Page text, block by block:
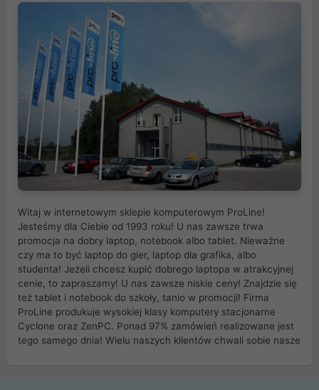
Witaj w internetowym sklepie komputerowym ProLine!
Jesteśmy dla Ciebie od 1993 roku! U nas zawsze trwa
promocja na dobry laptop, notebook albo tablet. Nieważne
czy ma to być laptop do gier, laptop dla grafika, albo
studenta! Jeżeli chcesz kupić dobrego laptopa w atrakcyjnej
cenie, to zapraszamy! U nas zawsze niskie ceny! Znajdzie się
też tablet i notebook do szkoły, tanio w promocji! Firma
ProLine produkuje wysokiej klasy komputery stacjonarne
Cyclone oraz ZenPC. Ponad 97% zamówień realizowane jest
tego samego dnia! Wielu naszych klientów chwali sobie nasze